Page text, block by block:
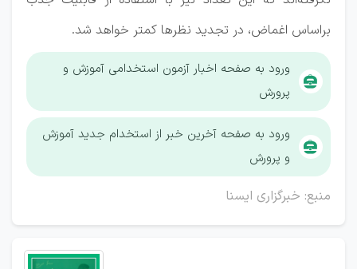
براساس اغماض، در تجدید نظرها کمتر خواهد شد.
ورود به صفحه اخبار آزمون استخدامی آموزش و
پرورش
ورود به صفحه آخرین خبر از استخدام جدید آموزش
و پرورش
منبع: خبرگزاری ایسنا